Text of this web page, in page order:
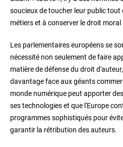
soucieux de toucher leur public tout
métiers et à conserver le droit
Les parlementaires européens se
nécessité non seulement de faire
matière de défense du droit
davantage face aux géants
monde numérique peut apporter
ses technologies et que l'Europe
programmes sophistiqués pour
garantir la rétribution des auteurs.